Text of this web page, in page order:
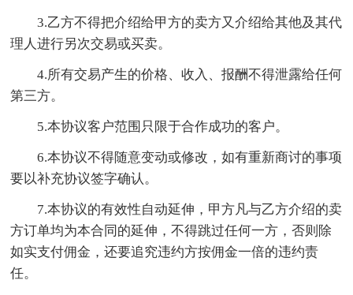
3.乙方不得把介绍给甲方的卖方又介绍给其他及其代
理人进行另次交易或买卖。
4.所有交易产生的价格、收入、报酬不得泄露给任何
第三方。
5.本协议客户范围只限于合作成功的客户。
6.本协议不得随意变动或修改，如有重新商讨的事项
要以补充协议签字确认。
7.本协议的有效性自动延伸，甲方凡与乙方介绍的卖
方订单均为本合同的延伸，不得跳过任何一方，否则除
如实支付佣金，还要追究违约方按佣金一倍的违约责
任。